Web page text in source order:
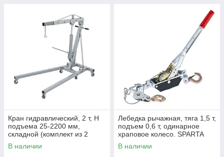
Кран гидравлический, 2 т, H
подъема 25-2200 мм,
складной (комплект из 2
частей). MATRIX
В наличии
Лебедка рычажная, тяга 1,5 т,
подъем 0,6 т, одинарное
храповое колесо. SPARTA
В наличии